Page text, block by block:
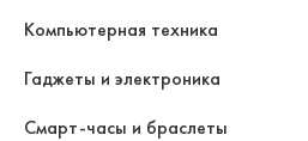
Компьютерная техника
Гаджеты и электроника
Смарт-часы и браслеты